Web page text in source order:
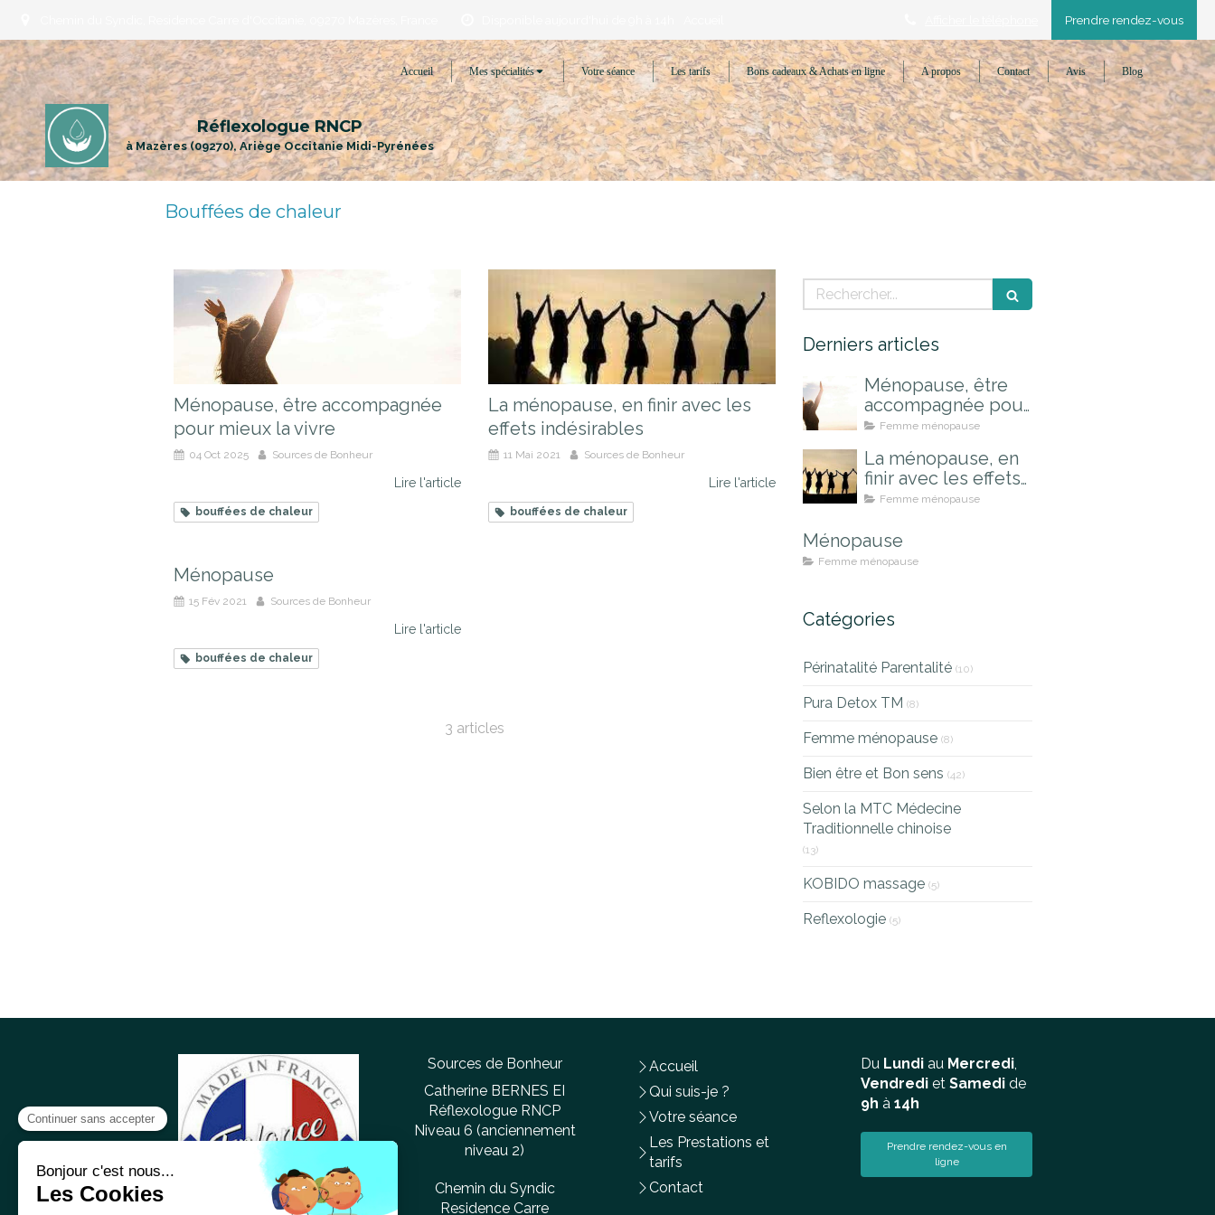
Prendre rendez-vous
Accueil Mes spécialités Votre séance Les tarifs Bons cadeaux & Achats en ligne A propos Contact Avis Blog
Réflexologue RNCP
à Mazères (09270), Ariège Occitanie Midi-Pyrénées
Bouffées de chaleur
Ménopause, être accompagnée
pour mieux la vivre
04 Oct 2025 Sources de Bonheur
Lire l'article
bouffées de chaleur
La ménopause, en finir avec les
effets indésirables
11 Mai 2021 Sources de Bonheur
Lire l'article
bouffées de chaleur
Ménopause
15 Fév 2021 Sources de Bonheur
Lire l'article
bouffées de chaleur
3 articles
Rechercher
Derniers articles
Ménopause, être
accompagnée pour
mieux la vivre
Femme ménopause
La ménopause, en
finir avec les effets
indésirables
Femme ménopause
Ménopause
Femme ménopause
Catégories
Périnatalité Parentalité (10)
Pura Detox TM (8)
Femme ménopause (8)
Bien être et Bon sens (42)
Selon la MTC Médecine
Traditionnelle chinoise
(13)
KOBIDO massage (5)
Reflexologie (5)
Sources de Bonheur
Catherine BERNES EI
Réflexologue RNCP
Niveau 6 (anciennement
niveau 2)
Chemin du Syndic
Residence Carre
Accueil
Qui suis-je ?
Votre séance
Les Prestations et
tarifs
Contact
Du Lundi au Mercredi,
Vendredi et Samedi de
9h à 14h
Prendre rendez-vous en
ligne